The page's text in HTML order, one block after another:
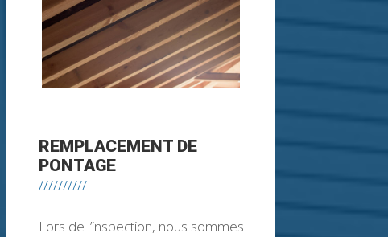
REMPLACEMENT DE
PONTAGE
//////////
Lors de l’inspection, nous sommes